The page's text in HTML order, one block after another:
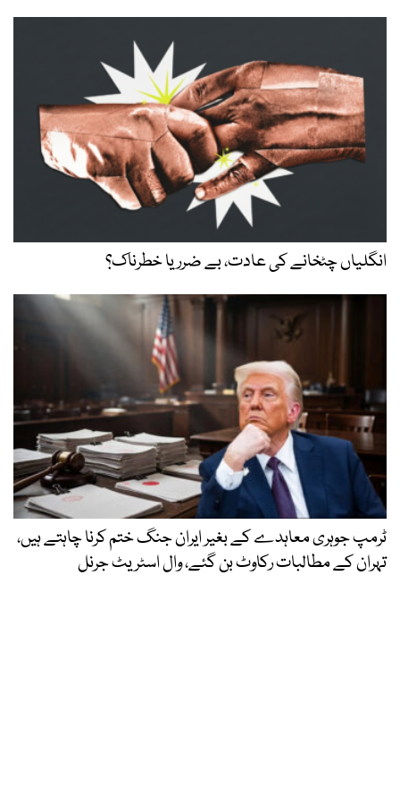
انگلیاں چٹخانے کی عادت، بے ضرر یا خطرناک؟
ٹرمپ جوہری معاہدے کے بغیر ایران جنگ ختم کرنا چاہتے ہیں،
تہران کے مطالبات رکاوٹ بن گئے، وال اسٹریٹ جرنل